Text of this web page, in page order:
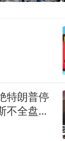
特朗普停
不全盘缴